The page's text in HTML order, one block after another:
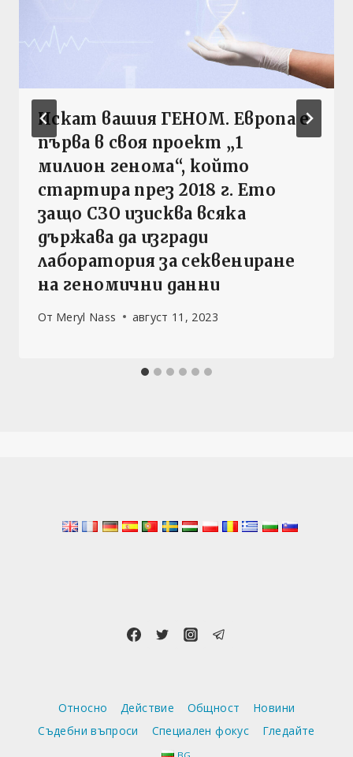
Искат вашия ГЕНОМ. Европа е
първа в своя проект „1
милион генома“, който
стартира през 2018 г. Ето
защо СЗО изисква всяка
държава да изгради
лаборатория за секвениране
на геномични данни
От Meryl Nass август 11, 2023
Относно Действие Общност
Новини
Съдебни въпроси
Специален фокус Гледайте